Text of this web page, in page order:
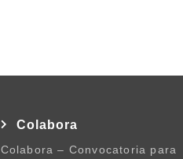
Colabora
Colabora – Convocatoria para